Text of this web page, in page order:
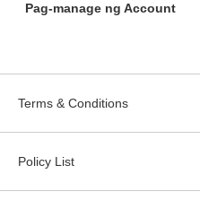
Pag-manage ng Account
Terms & Conditions
Policy List